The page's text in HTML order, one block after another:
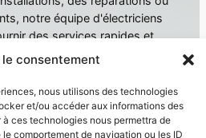
le consentement
nous utilisons des technologies
et/ou accéder aux informations des
ces technologies nous permettra de
comportement de navigation ou les ID
notre équipe d'électriciens
des services rapides et
du-Roi
Confidentialité
Politique de confidentialité